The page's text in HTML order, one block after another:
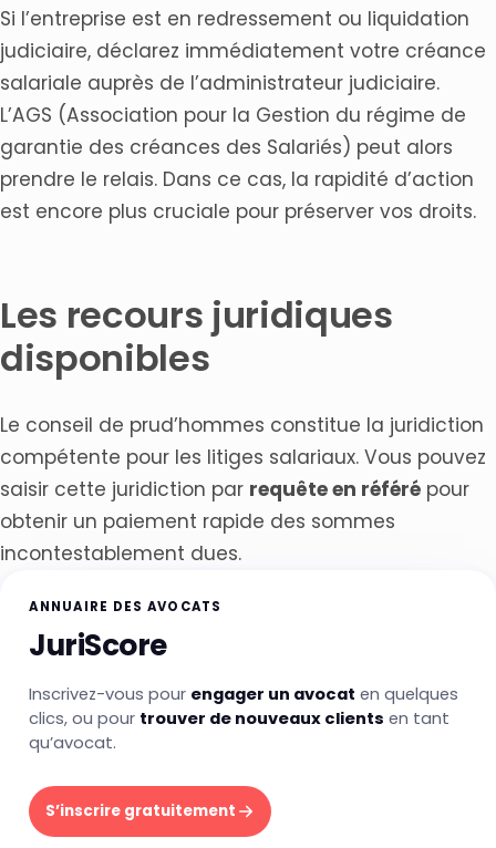
Si l’entreprise est en redressement ou liquidation
judiciaire, déclarez immédiatement votre créance
salariale auprès de l’administrateur judiciaire.
L’AGS (Association pour la Gestion du régime de
garantie des créances des Salariés) peut alors
prendre le relais. Dans ce cas, la rapidité d’action
est encore plus cruciale pour préserver vos droits.
Les recours juridiques
disponibles
Le conseil de prud’hommes constitue la juridiction
compétente pour les litiges salariaux. Vous pouvez
saisir cette juridiction par requête en référé pour
obtenir un paiement rapide des sommes
incontestablement dues.
ANNUAIRE DES AVOCATS
JuriScore
Inscrivez-vous pour engager un avocat en quelques
clics, ou pour trouver de nouveaux clients en tant
qu’avocat.
S’inscrire gratuitement